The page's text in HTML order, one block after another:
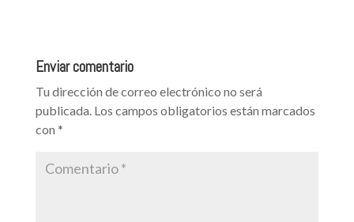
Enviar comentario
Tu dirección de correo electrónico no será
publicada. Los campos obligatorios están marcados
con *